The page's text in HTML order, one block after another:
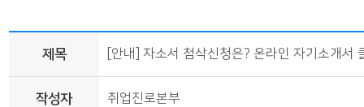
제목 [안내] 자소서 첨삭신청은? 온라인 자기소개서
작성자 취업진로본부